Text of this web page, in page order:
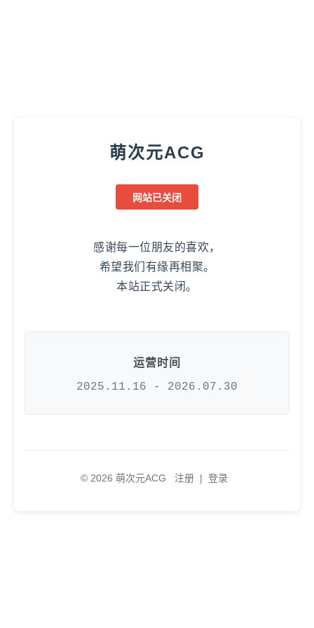
萌次元ACG
网站已关闭
感谢每一位朋友的喜欢，
希望我们有缘再相聚。
本站正式关闭。
运营时间
2025.11.16 - 2026.07.30
© 2026 萌次元ACG 注册 | 登录